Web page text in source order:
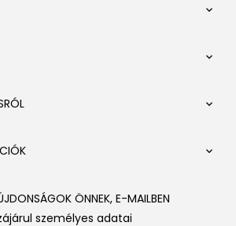




ÖNNEK, E-MAILBEN
személyes adatai